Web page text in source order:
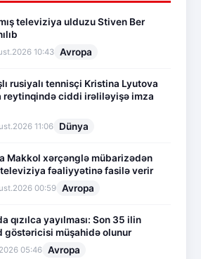
televiziya ulduzu Stiven Ber
10:43 Avropa
rusiyalı tennisçi Kristina Lyutova
reytinqində ciddi irəliləyişə imza
11:06 Dünya
Makkol xərçənglə mübarizədən
fəaliyyətinə fasilə verir
00:59 Avropa
qızılca yayılması: Son 35 ilin
göstəricisi müşahidə olunur
05:46 Avropa